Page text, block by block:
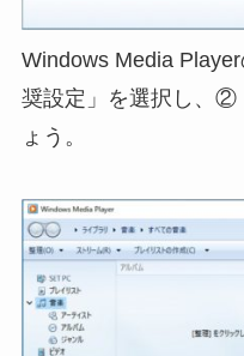
Windows Media
奨設定」を選択し、②
ょう。